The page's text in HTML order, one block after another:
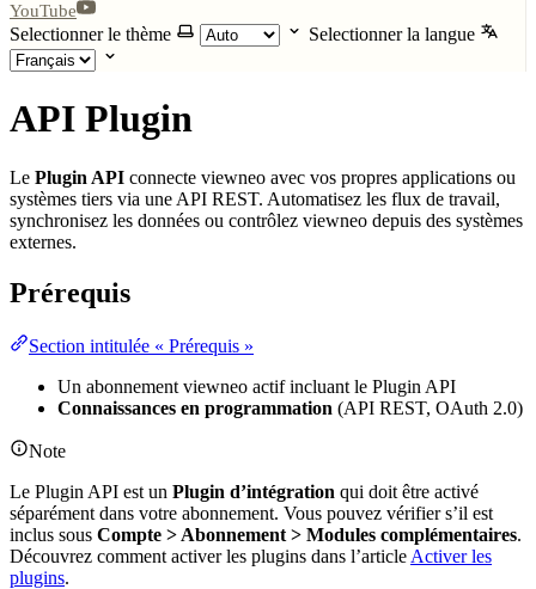
YouTube
Selectionner le thème Selectionner la langue
API Plugin
Le Plugin API connecte viewneo avec vos propres applications ou
systèmes tiers via une API REST. Automatisez les flux de travail,
synchronisez les données ou contrôlez viewneo depuis des systèmes
externes.
Prérequis
Section intitulée « Prérequis »
Un abonnement viewneo actif incluant le Plugin API
Connaissances en programmation (API REST, OAuth 2.0)
Note
Le Plugin API est un Plugin d’intégration qui doit être activé
séparément dans votre abonnement. Vous pouvez vérifier s’il est
inclus sous Compte > Abonnement > Modules complémentaires.
Découvrez comment activer les plugins dans l’article Activer les
plugins.